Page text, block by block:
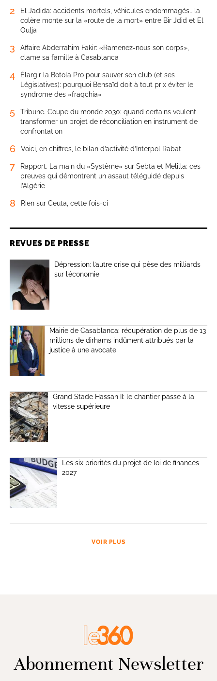
2
El Jadida: accidents mortels, véhicules endommagés… la
colère monte sur la «route de la mort» entre Bir Jdid et El
Oulja
3
Affaire Abderrahim Fakir: «Ramenez-nous son corps»,
clame sa famille à Casablanca
4
Élargir la Botola Pro pour sauver son club (et ses
Législatives): pourquoi Bensaïd doit à tout prix éviter le
syndrome des «fraqchia»
5
Tribune. Coupe du monde 2030: quand certains veulent
transformer un projet de réconciliation en instrument de
confrontation
6 Voici, en chiffres, le bilan d’activité d’Interpol Rabat
7
Rapport. La main du «Système» sur Sebta et Melilla: ces
preuves qui démontrent un assaut téléguidé depuis
l’Algérie
8 Rien sur Ceuta, cette fois-ci
REVUES DE PRESSE
Dépression: l’autre crise qui pèse des milliards
sur l’économie
Mairie de Casablanca: récupération de plus de 13
millions de dirhams indûment attribués par la
justice à une avocate
Grand Stade Hassan II: le chantier passe à la
vitesse supérieure
Les six priorités du projet de loi de finances
2027
VOIR PLUS
Abonnement Newsletter